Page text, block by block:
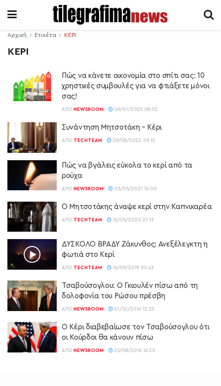
Αρχική Ετικέτα ΚΕΡΙ
ΚΕΡΙ
Πώς να κάνετε οικονομία στο σπίτι σας: 10
χρηστικές συμβουλές για να φτιάξετε μόνοι
σας!
ΑΠΌ NEWSROOM 09/01/2025 08:02
Συνάντηση Μητσοτάκη – Κέρι
ΑΠΌ TECHTEAM 29/08/2022 09:12
Πώς να βγάλεις εύκολα το κερί από τα
ρούχα
ΑΠΌ NEWSROOM 03/05/2021 16:00
Ο Μητσοτάκης άναψε κερί στην Καπνικαρέα
ΑΠΌ TECHTEAM 16/05/2020 21:13
ΔΥΣΚΟΛΟ ΒΡΑΔΥ Ζάκυνθος: Ανεξέλεγκτη η
φωτιά στο Κερί
ΑΠΌ TECHTEAM 16/09/2019 05:43
Τσαβούσογλου: Ο Γκιουλέν πίσω από τη
δολοφονία του Ρώσου πρέσβη
ΑΠΌ NEWSROOM 21/12/2016 12:53
Ο Κέρι διαβεβαίωσε τον Τσαβούσογλου ότι
οι Κούρδοι θα κάνουν πίσω
ΑΠΌ NEWSROOM 25/08/2016 16:20